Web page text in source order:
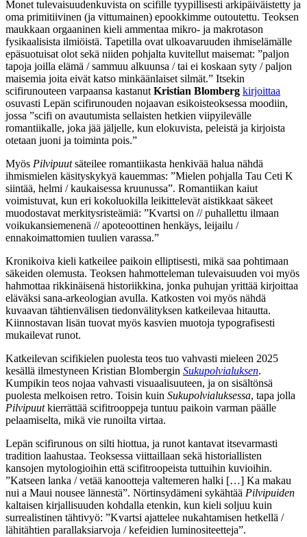
Monet tulevaisuudenkuvista on scifille tyypillisesti arkipäiväistetty ja
oma primitiivinen (ja vittumainen) epookkimme outoutettu. Teoksen
maukkaan orgaaninen kieli ammentaa mikro- ja makrotason
fysikaalisista ilmiöistä. Tapetilla ovat ulkoavaruuden ihmiselämälle
epäsuotuisat olot sekä niiden pohjalta kuvitellut maisemat: ”paljon
tapoja joilla elämä / sammuu alkuunsa / tai ei koskaan syty / paljon
maisemia joita eivät katso minkäänlaiset silmät.” Itsekin
scifirunouteen varpaansa kastanut Kristian Blomberg kirjoittaa
osuvasti Lepän scifirunouden nojaavan esikoisteoksessa moodiin,
jossa ”scifi on avautumista sellaisten hetkien viipyilevälle
romantiikalle, joka jää jäljelle, kun elokuvista, peleistä ja kirjoista
otetaan juoni ja toiminta pois.”
Myös Pilvipuutsäteilee romantiikasta henkivää halua nähdä
ihmismielen käsityskykyä kauemmas: ”Mielen pohjalla Tau Ceti K
siintää, helmi / kaukaisessa kruunussa”. Romantiikan kaiut
voimistuvat, kun eri kokoluokilla leikittelevät aistikkaat säkeet
muodostavat merkitysristeämiä: ”Kvartsi on // puhallettu ilmaan
voikukansiemenenä // apoteoottinen henkäys, leijailu /
ennakoimattomien tuulien varassa.”
Kronikoiva kieli katkeilee paikoin elliptisesti, mikä saa pohtimaan
säkeiden olemusta. Teoksen hahmotteleman tulevaisuuden voi myös
hahmottaa rikkinäisenä historiikkina, jonka puhujan yrittää kirjoittaa
eläväksi sana-arkeologian avulla. Katkosten voi myös nähdä
kuvaavan tähtienvälisen tiedonvälityksen katkeilevaa hitautta.
Kiinnostavan lisän tuovat myös kasvien muotoja typografisesti
mukailevat runot.
Katkeilevan scifikielen puolesta teos tuo vahvasti mieleen 2025
kesällä ilmestyneen Kristian Blombergin Sukupolvialuksen.
Kumpikin teos nojaa vahvasti visuaalisuuteen, ja on sisältönsä
puolesta melkoisen retro. Toisin kuin Sukupolvialuksessa, tapa jolla
Pilvipuutkierrättää scifitrooppeja tuntuu paikoin varman päälle
pelaamiselta, mikä vie runoilta virtaa.
Lepän scifirunous on silti hiottua, ja runot kantavat itsevarmasti
tradition laahustaa. Teoksessa viittaillaan sekä historiallisten
kansojen mytologioihin että scifitroopeista tuttuihin kuvioihin.
”Katseen lanka / vetää kanootteja valtemeren halki […] Ka makau
nui a Maui nousee lännestä”. Nörtinsydämeni sykähtää Pilvipuiden
kaltaisen kirjallisuuden kohdalla etenkin, kun kieli soljuu kuin
surrealistinen tähtivyö: ”Kvartsi ajattelee nukahtamisen hetkellä /
lähitähtien parallaksiarvoja / kefeidien luminositeetteja”.